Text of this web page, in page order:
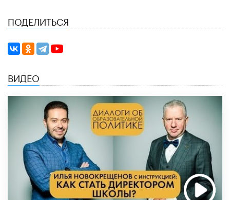
ПОДЕЛИТЬСЯ
ВИДЕО